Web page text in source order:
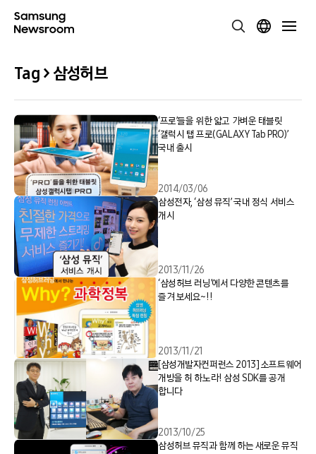
Tag > 삼성허브
‘프로’들을 위한 얇고 가벼운 태블릿
‘갤럭시 탭 프로(GALAXY Tab PRO)’
국내 출시
2014/03/06
삼성전자, ‘삼성 뮤직’ 국내 정식 서비스
개시
2013/11/26
‘삼성허브 러닝’에서 다양한 콘텐츠를
즐겨 보세요~!!
2013/11/21
[삼성개발자컨퍼런스 2013] 소프트웨어
개방을 허 하노라! 삼성 SDK를 공개
합니다
2013/10/25
삼성허브 뮤직과 함께 하는 새로운 뮤직